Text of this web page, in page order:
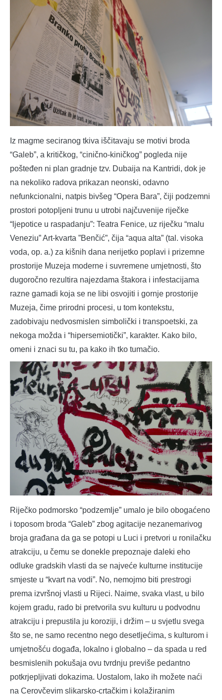
Iz magme seciranog tkiva iščitavaju se motivi broda
“Galeb”, a kritičkog, “cinično-kiničkog” pogleda nije
pošteđen ni plan gradnje tzv. Dubaija na Kantridi, dok je
na nekoliko radova prikazan neonski, odavno
nefunkcionalni, natpis bivšeg “Opera Bara”, čiji podzemni
prostori potopljeni trunu u utrobi najčuvenije riječke
“ljepotice u raspadanju”: Teatra Fenice, uz riječku “malu
Veneziu” Art-kvarta ”Benčić”, čija “aqua alta” (tal. visoka
voda, op. a.) za kišnih dana nerijetko poplavi i prizemne
prostorije Muzeja moderne i suvremene umjetnosti, što
dugoročno rezultira najezdama štakora i infestacijama
razne gamadi koja se ne libi osvojiti i gornje prostorije
Muzeja, čime prirodni procesi, u tom kontekstu,
zadobivaju nedvosmislen simbolički i transpoetski, za
nekoga možda i “hipersemiotički”, karakter. Kako bilo,
omeni i znaci su tu, pa kako ih tko tumačio.
Riječko podmorsko “podzemlje” umalo je bilo obogaćeno
i toposom broda “Galeb” zbog agitacije nezanemarivog
broja građana da ga se potopi u Luci i pretvori u ronilačku
atrakciju, u čemu se donekle prepoznaje daleki eho
odluke gradskih vlasti da se najveće kulturne institucije
smjeste u “kvart na vodi”. No, nemojmo biti prestrogi
prema izvršnoj vlasti u Rijeci. Naime, svaka vlast, u bilo
kojem gradu, rado bi pretvorila svu kulturu u podvodnu
atrakciju i prepustila ju koroziji, i držim – u svjetlu svega
što se, ne samo recentno nego desetljećima, s kulturom i
umjetnošću događa, lokalno i globalno – da spada u red
besmislenih pokušaja ovu tvrdnju previše pedantno
potkrjepljivati dokazima. Uostalom, lako ih možete naći
na Cerovčevim slikarsko-crtačkim i kolažiranim